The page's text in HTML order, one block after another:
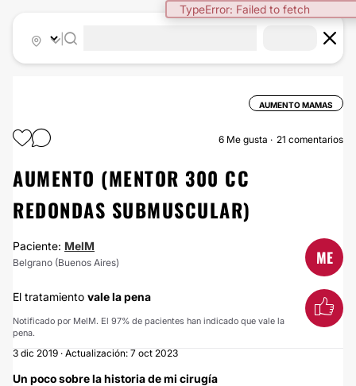
TypeError: Failed to fetch
AUMENTO MAMAS
6 Me gusta 21 comentarios
AUMENTO (MENTOR 300 CC
REDONDAS SUBMUSCULAR)
Paciente: MelM
Belgrano (Buenos Aires) ME
El tratamiento vale la pena
Notificado por MelM. El 97% de pacientes han indicado que vale la
pena.
3 dic 2019 · Actualización: 7 oct 2023
Un poco sobre la historia de mi cirugía